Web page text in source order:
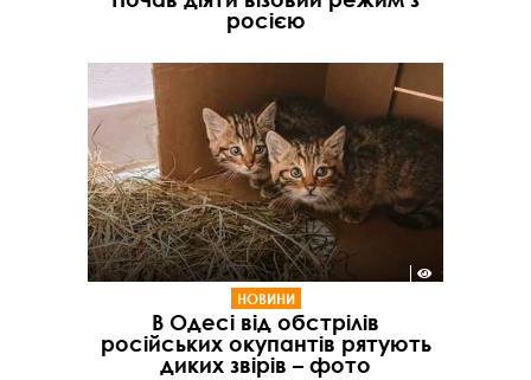
росією
НОВИНИ
В Одесі від обстрілів
російських окупантів рятують
диких звірів – фото